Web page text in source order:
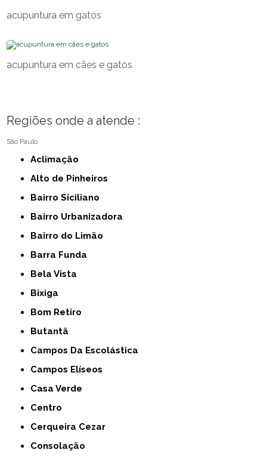
acupuntura em gatos
acupuntura em cães e gatos
Regiões onde a atende :
São Paulo
Aclimação
Alto de Pinheiros
Bairro Siciliano
Bairro Urbanizadora
Bairro do Limão
Barra Funda
Bela Vista
Bixiga
Bom Retiro
Butantã
Campos Da Escolástica
Campos Elíseos
Casa Verde
Centro
Cerqueira Cezar
Consolação